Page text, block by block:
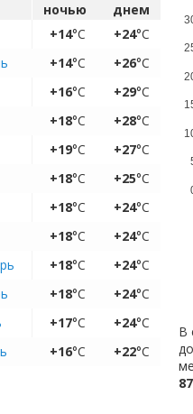
ночью
днем
+14°C +24°C
+14°C +26°C
+16°C +29°C
+18°C +28°C
+19°C +27°C
+18°C +25°C
+18°C +24°C
+18°C +24°C
+18°C +24°C
+18°C +24°C
+17°C +24°C
+16°C +22°C
В